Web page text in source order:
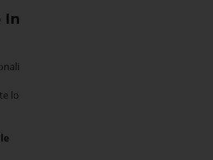
In
lo